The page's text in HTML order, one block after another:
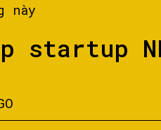
này
startup